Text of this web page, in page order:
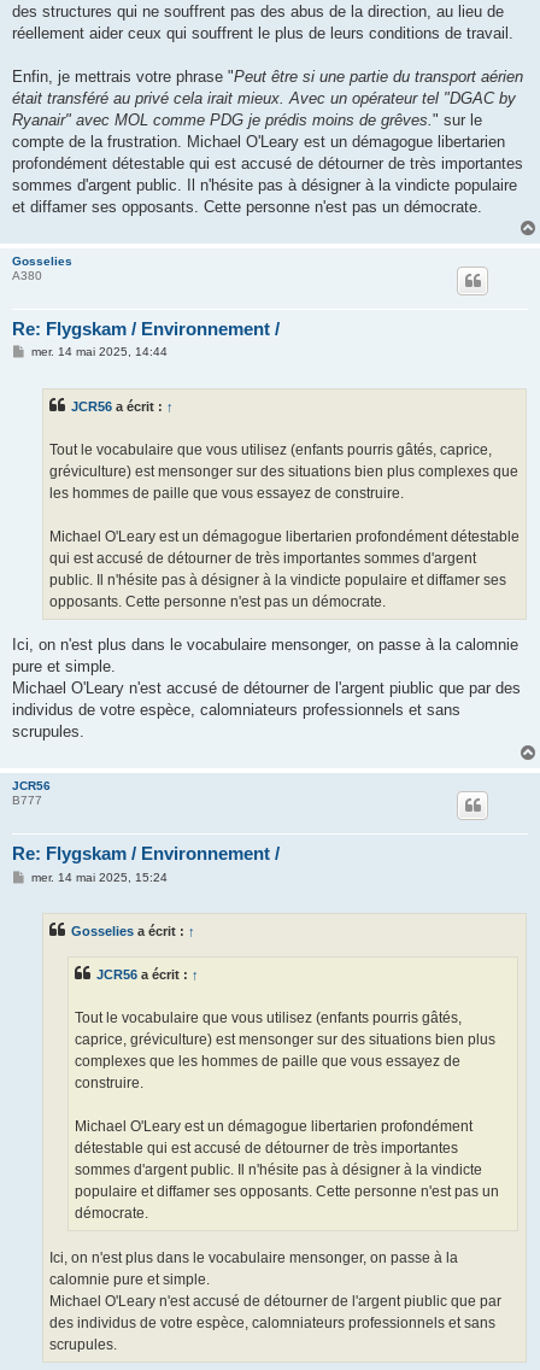
des structures qui ne souffrent pas des abus de la direction, au lieu de
réellement aider ceux qui souffrent le plus de leurs conditions de travail.
Enfin, je mettrais votre phrase "Peut être si une partie du transport aérien
était transféré au privé cela irait mieux. Avec un opérateur tel "DGAC by
Ryanair" avec MOL comme PDG je prédis moins de grêves. " sur le
compte de la frustration. Michael O'Leary est un démagogue libertarien
profondément détestable qui est accusé de détourner de très importantes
sommes d'argent public. Il n'hésite pas à désigner à la vindicte populaire
et diffamer ses opposants. Cette personne n'est pas un démocrate.
Gosselies
A380
Re: Flygskam / Environnement /
Mmer. 14 mai 2025, 14:44
JCR56 a écrit : ↑
Tout le vocabulaire que vous utilisez (enfants pourris gâtés, caprice,
gréviculture) est mensonger sur des situations bien plus complexes que
les hommes de paille que vous essayez de construire.
Michael O'Leary est un démagogue libertarien profondément détestable
qui est accusé de détourner de très importantes sommes d'argent
public. Il n'hésite pas à désigner à la vindicte populaire et diffamer ses
opposants. Cette personne n'est pas un démocrate.
Ici, on n'est plus dans le vocabulaire mensonger, on passe à la calomnie
pure et simple.
Michael O'Leary n'est accusé de détourner de l'argent piublic que par des
individus de votre espèce, calomniateurs professionnels et sans
scrupules.
JCR56
B777
Re: Flygskam / Environnement /
Mmer. 14 mai 2025, 15:24
Gosselies a écrit : ↑
JCR56 a écrit : ↑
Tout le vocabulaire que vous utilisez (enfants pourris gâtés,
caprice, gréviculture) est mensonger sur des situations bien plus
complexes que les hommes de paille que vous essayez de
construire.
Michael O'Leary est un démagogue libertarien profondément
détestable qui est accusé de détourner de très importantes
sommes d'argent public. Il n'hésite pas à désigner à la vindicte
populaire et diffamer ses opposants. Cette personne n'est pas un
démocrate.
Ici, on n'est plus dans le vocabulaire mensonger, on passe à la
calomnie pure et simple.
Michael O'Leary n'est accusé de détourner de l'argent piublic que par
des individus de votre espèce, calomniateurs professionnels et sans
scrupules.